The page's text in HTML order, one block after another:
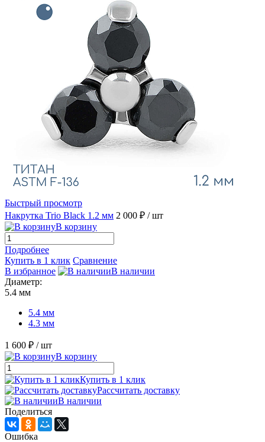
Быстрый просмотр
Накрутка Trio Black 1.2 мм 2 000 ₽ / шт
В корзину
Подробнее
Купить в 1 клик Сравнение
В избранное
В наличии
Диаметр:
5.4 мм
5.4 мм
4.3 мм
1 600 ₽ / шт
В корзину
Купить в 1 клик
Рассчитать доставку
В наличии
Поделиться
Ошибка